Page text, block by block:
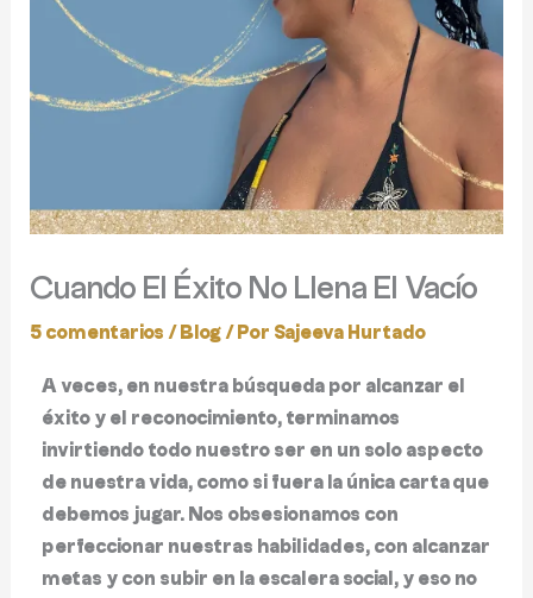
Cuando El Éxito No Llena El Vacío
5 comentarios / Blog/ Por Sajeeva Hurtado
A veces, en nuestra búsqueda por alcanzar el
éxito y el reconocimiento, terminamos
invirtiendo todo nuestro ser en un solo aspecto
de nuestra vida, como si fuera la única carta que
debemos jugar. Nos obsesionamos con
perfeccionar nuestras habilidades, con alcanzar
metas y con subir en la escalera social, y eso no